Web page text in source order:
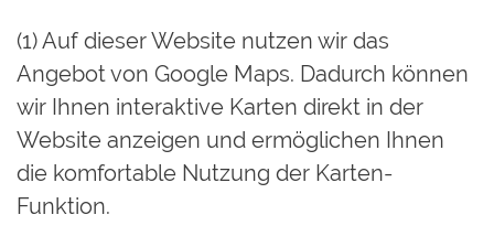
(1) Auf dieser Website nutzen wir das
Angebot von Google Maps. Dadurch können
wir Ihnen interaktive Karten direkt in der
Website anzeigen und ermöglichen Ihnen
die komfortable Nutzung der Karten-
Funktion.